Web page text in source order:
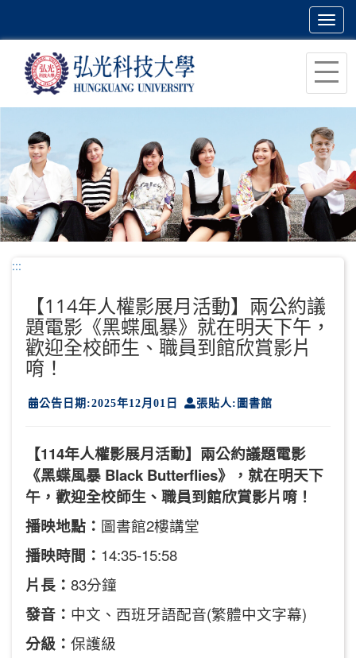
主
容
區
塊
:::
【114年人權影展月活動】兩公約議
題電影《黑蝶風暴》就在明天下午，
歡迎全校師生、職員到館欣賞影片
唷！
公告日期:2025年12月01日 張貼人:圖書館
【114年人權影展月活動】兩公約議題電影
《黑蝶風暴 Black Butterflies》， 就在明天下
午，歡迎全校師生、職員到館欣賞影片唷！
播映地點： 圖書館2樓講堂
播映時間： 14:35-15:58
片長： 83分鐘
發音： 中文、西班牙語配音(繁體中文字幕)
分級： 保護級